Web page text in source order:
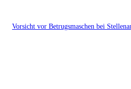
Vorsicht vor Betrugsmaschen bei